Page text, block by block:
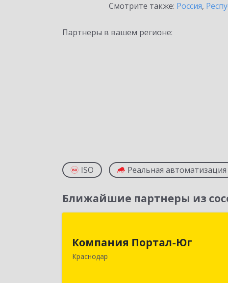
Смотрите также: Россия,
Партнеры в вашем регионе:
ISO Реальная автоматизация
Ближайшие партнеры из
Компания Портал-Юг
Краснодар
350020, Краснодарский край,
Краснодар г, Одесская ул, дом № 48,